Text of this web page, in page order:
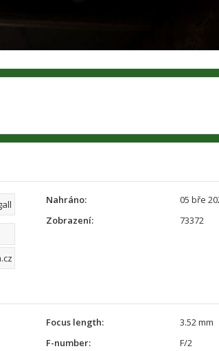
Nahráno: 05 bře
Zobrazení:
73372
Focus length:
3.52 mm
F-number:
F/2